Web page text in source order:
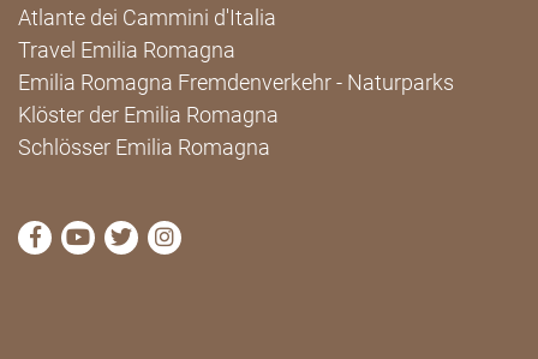
Atlante dei Cammini d'Italia
Travel Emilia Romagna
Emilia Romagna Fremdenverkehr - Naturparks
Klöster der Emilia Romagna
Schlösser Emilia Romagna
die Seite Facebook von Cammini Emilia-Romagna
die Seite YouTube von Cammini Emilia-
die Seite Twitter von Cammini Emilia-
die Seite Instagram von Cammini